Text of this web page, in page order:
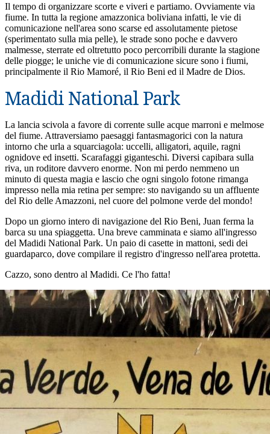
Il tempo di organizzare scorte e viveri e partiamo. Ovviamente via
fiume. In tutta la regione amazzonica boliviana infatti, le vie di
comunicazione nell'area sono scarse ed assolutamente pietose
(sperimentato sulla mia pelle), le strade sono poche e davvero
malmesse, sterrate ed oltretutto poco percorribili durante la stagione
delle piogge; le uniche vie di comunicazione sicure sono i fiumi,
principalmente il Rio Mamoré, il Rio Beni ed il Madre de Dios.
Madidi National Park
La lancia scivola a favore di corrente sulle acque marroni e melmose
del fiume. Attraversiamo paesaggi fantasmagorici con la natura
intorno che urla a squarciagola: uccelli, alligatori, aquile, ragni
ognidove ed insetti. Scarafaggi giganteschi. Diversi capibara sulla
riva, un roditore davvero enorme. Non mi perdo nemmeno un
minuto di questa magia e lascio che ogni singolo fotone rimanga
impresso nella mia retina per sempre: sto navigando su un affluente
del Rio delle Amazzoni, nel cuore del polmone verde del mondo!
Dopo un giorno intero di navigazione del Rio Beni, Juan ferma la
barca su una spiaggetta. Una breve camminata e siamo all'ingresso
del Madidi National Park. Un paio di casette in mattoni, sedi dei
guardaparco, dove compilare il registro d'ingresso nell'area protetta.
Cazzo, sono dentro al Madidi. Ce l'ho fatta!